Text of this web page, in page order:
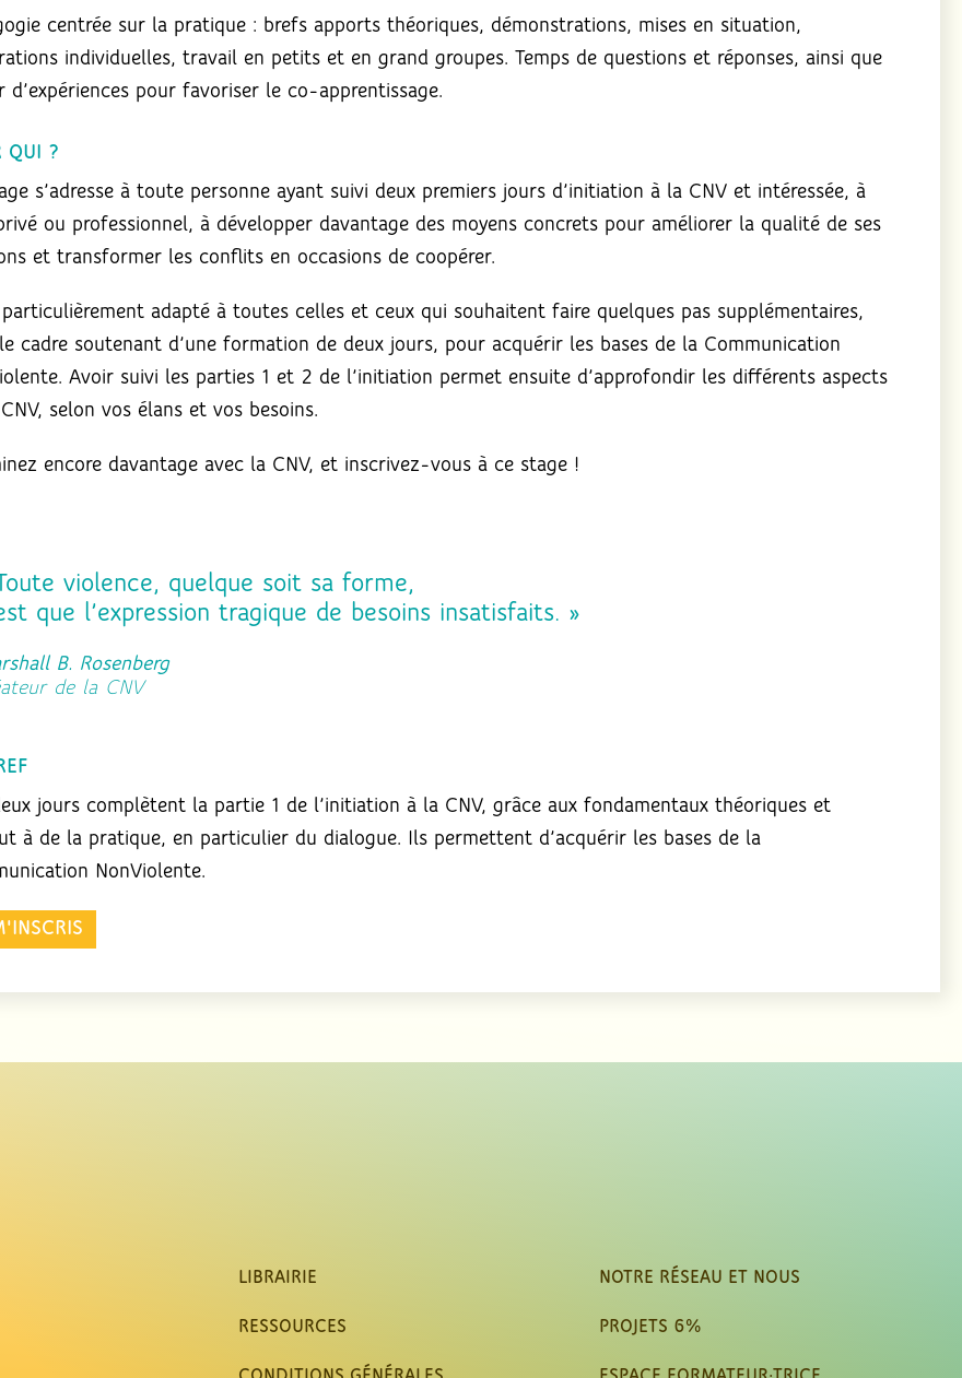
centrée sur la pratique : brefs apports théoriques, démonstrations, mises en situation,
individuelles, travail en petits et en grand groupes. Temps de questions et réponses, ainsi que
d’expériences pour favoriser le co-apprentissage.
QUI ?
s’adresse à toute personne ayant suivi deux premiers jours d’initiation à la CNV et intéressée, à
ou professionnel, à développer davantage des moyens concrets pour améliorer la qualité de ses
et transformer les conflits en occasions de coopérer.
adapté à toutes celles et ceux qui souhaitent faire quelques pas supplémentaires,
cadre soutenant d’une formation de deux jours, pour acquérir les bases de la Communication
Avoir suivi les parties 1 et 2 de l’initiation permet ensuite d’approfondir les différents aspects
selon vos élans et vos besoins.
encore davantage avec la CNV, et inscrivez-vous à ce stage !
violence, quelque soit sa forme,
que l’expression tragique de besoins insatisfaits. »
B. Rosenberg
de la CNV
jours complètent la partie 1 de l’initiation à la CNV, grâce aux fondamentaux théoriques et
à de la pratique, en particulier du dialogue. Ils permettent d’acquérir les bases de la
NonViolente.
LIBRAIRIE NOTRE RÉSEAU ET NOUS
RESSOURCES PROJETS 6%